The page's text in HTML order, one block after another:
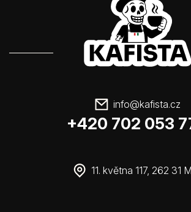
info@kafista.cz
+420 702 053
11. května 117, 262 31